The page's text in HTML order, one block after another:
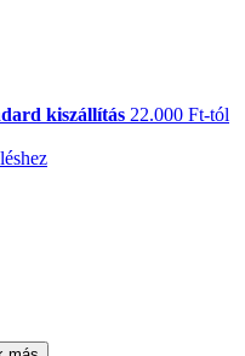
kiszállítás 22.000 Ft-tól